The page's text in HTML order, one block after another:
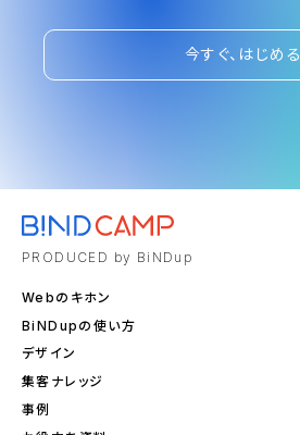
今すぐ、はじめる
PRODUCED by BiNDup
Webのキホン
BiNDupの使い方
デザイン
集客ナレッジ
事例